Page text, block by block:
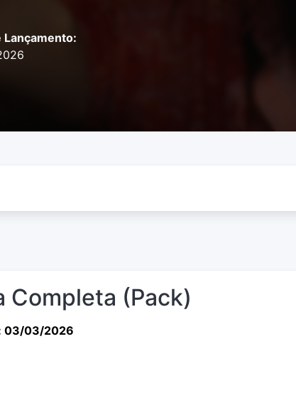
Lançamento:
Completa (Pack)
03/03/2026